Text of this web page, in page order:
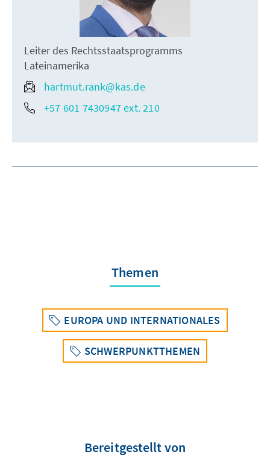
Leiter des Rechtsstaatsprogramms
Lateinamerika
hartmut.rank@kas.de
+57 601 7430947 ext. 210
Themen
EUROPA UND INTERNATIONALES
SCHWERPUNKTTHEMEN
Bereitgestellt von